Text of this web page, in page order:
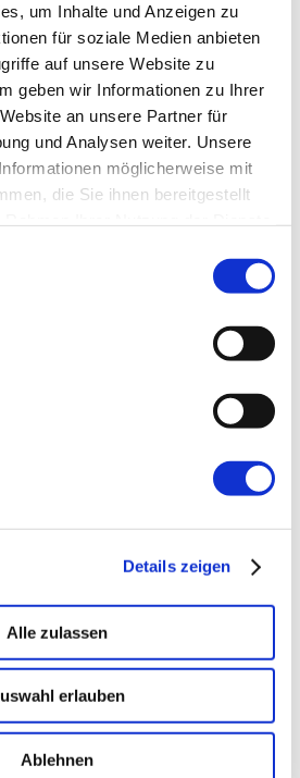
um Inhalte und Anzeigen zu
für soziale Medien anbieten
auf unsere Website zu
geben wir Informationen zu Ihrer
an unsere Partner für
und Analysen weiter. Unsere
möglicherweise mit
die Sie ihnen bereitgestellt
Details zeigen
Alle zulassen
erlauben
Ablehnen
nicht Quartalen
Apps, IT hält die Kontrolle.
SaaS-Pipeline. Integriert in alle
.